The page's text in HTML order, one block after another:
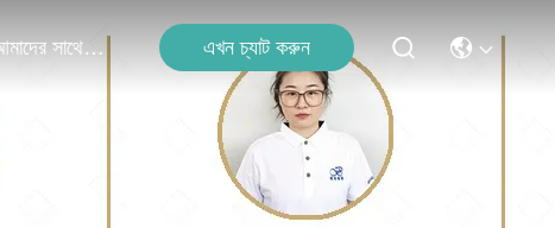
আমাদের সাথে যোগাযোগ এখন চ্যাট করুন